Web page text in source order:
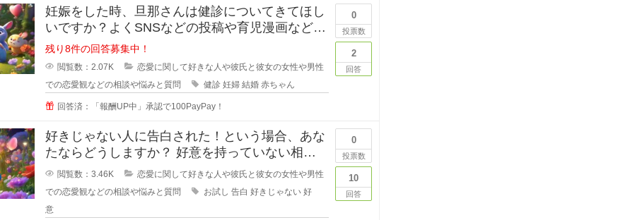
妊娠をした時、旦那さんは健診についてきてほし
いですか？よくSNSなどの投稿や育児漫画などを
見ていたりすると、仲の良さそう
残り8件の回答募集中！
閲覧数：2.07K
恋愛に関して好きな人や彼氏と彼女の女性や男性
での恋愛観などの相談や悩みと質問
健診 妊婦 結婚 赤ちゃん
回答済：「報酬UP中」承認で100PayPay！
0
投票数
2
回答
好きじゃない人に告白された！という場合、あな
たならどうしますか？ 好意を持っていない相手
からの告白、結構戸惑ったり
閲覧数：3.46K
恋愛に関して好きな人や彼氏と彼女の女性や男性
での恋愛観などの相談や悩みと質問
お試し 告白 好きじゃない 好
意
0
投票数
10
回答